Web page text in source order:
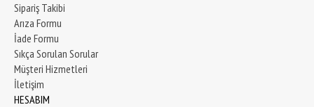
Sipariş Takibi
Arıza Formu
İade Formu
Sıkça Sorulan Sorular
Müşteri Hizmetleri
İletişim
HESABIM